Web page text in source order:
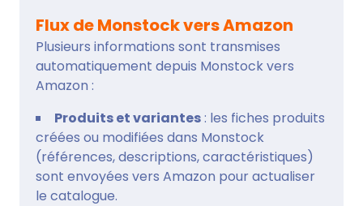
Flux de Monstock vers Amazon
Plusieurs informations sont transmises
automatiquement depuis Monstock vers
Amazon :
Produits et variantes: les fiches produits
créées ou modifiées dans Monstock
(références, descriptions, caractéristiques)
sont envoyées vers Amazon pour actualiser
le catalogue.